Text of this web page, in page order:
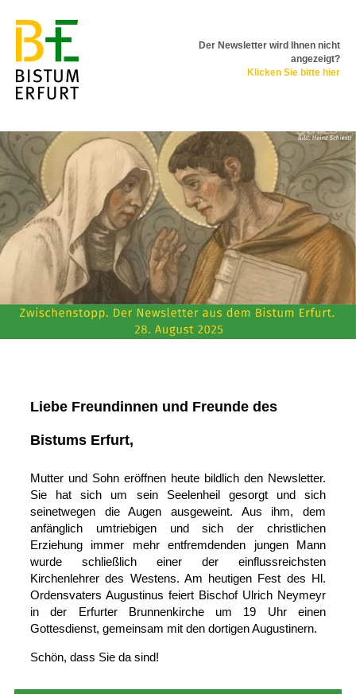
Der Newsletter wird Ihnen nicht
angezeigt?
Klicken Sie bitte hier
Liebe Freundinnen und Freunde des
Bistums Erfurt,
Mutter und Sohn eröffnen heute bildlich den Newsletter.
Sie hat sich um sein Seelenheil gesorgt und sich
seinetwegen die Augen ausgeweint. Aus ihm, dem
anfänglich umtriebigen und sich der christlichen
Erziehung immer mehr entfremdenden jungen Mann
wurde schließlich einer der einflussreichsten
Kirchenlehrer des Westens. Am heutigen Fest des Hl.
Ordensvaters Augustinus feiert Bischof Ulrich Neymeyr
in der Erfurter Brunnenkirche um 19 Uhr einen
Gottesdienst, gemeinsam mit den dortigen Augustinern.
Schön, dass Sie da sind!